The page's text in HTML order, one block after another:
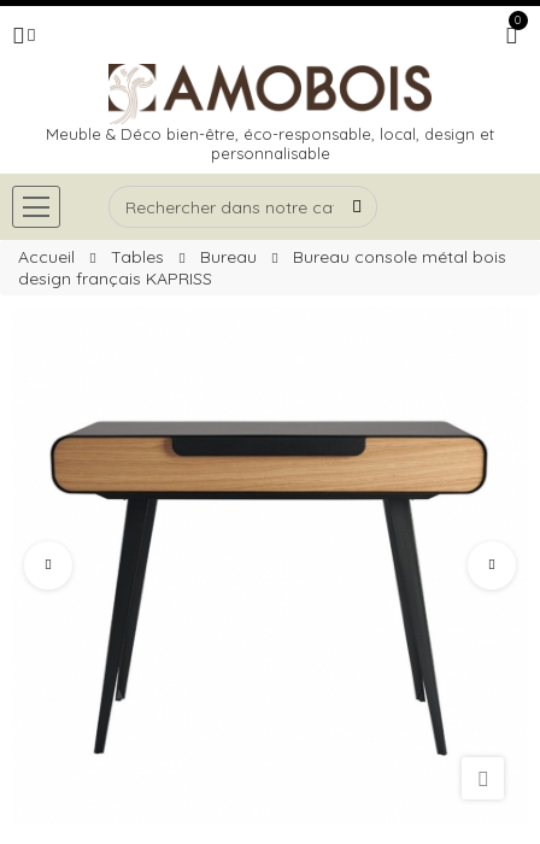
0
Meuble & Déco bien-être, éco-responsable, local, design et
personnalisable
Accueil Tables Bureau
Bureau console métal bois
design français KAPRISS